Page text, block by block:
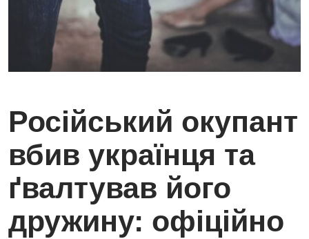
Російський окупант
вбив українця та
ґвалтував його
дружину: офіційно